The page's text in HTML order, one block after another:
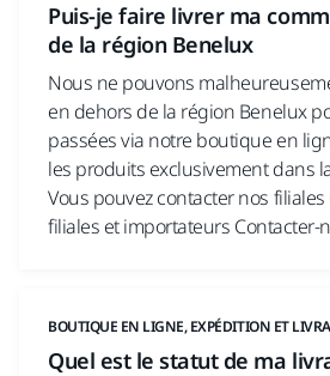
Puis-je faire livrer ma
de la région Benelux
Nous ne pouvons
en dehors de la région Benelux
passées via notre boutique en
les produits exclusivement dans
Vous pouvez contacter nos
filiales et importateurs Contacter-
BOUTIQUE EN LIGNE, EXPÉDITION ET
Quel est le statut de ma